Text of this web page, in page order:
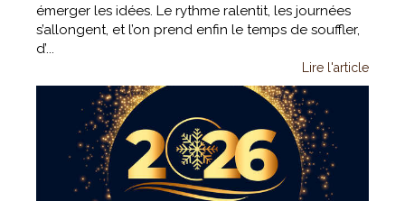
émerger les idées. Le rythme ralentit, les journées
s’allongent, et l’on prend enfin le temps de souffler,
d’...
Lire l'article